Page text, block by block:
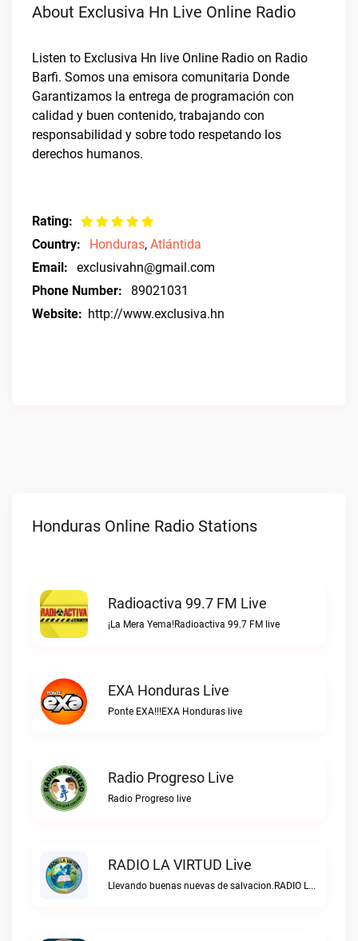
About Exclusiva Hn Live Online Radio
Listen to Exclusiva Hn live Online Radio on Radio
Barfi. Somos una emisora comunitaria Donde
Garantizamos la entrega de programación con
calidad y buen contenido, trabajando con
responsabilidad y sobre todo respetando los
derechos humanos.
Rating:
Country:
Honduras, Atlántida
Email:
exclusivahn@gmail.com
Phone Number:
89021031
Website: http://www.exclusiva.hn
Honduras Online Radio Stations
Radioactiva 99.7 FM Live
¡La Mera Yema!Radioactiva 99.7 FM live
EXA Honduras Live
Ponte EXA!!!EXA Honduras live
Radio Progreso Live
Radio Progreso live
RADIO LA VIRTUD Live
Llevando buenas nuevas de salvacion.RADIO LA VIRTUD live